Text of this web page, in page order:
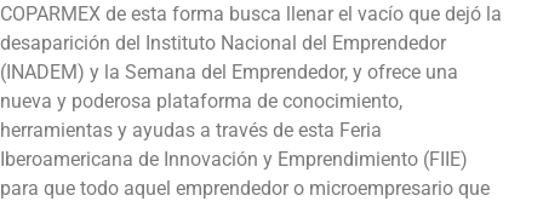
COPARMEX de esta forma busca llenar el vacío que dejó la
desaparición del Instituto Nacional del Emprendedor
(INADEM) y la Semana del Emprendedor, y ofrece una
nueva y poderosa plataforma de conocimiento,
herramientas y ayudas a través de esta Feria
Iberoamericana de Innovación y Emprendimiento (FIIE)
para que todo aquel emprendedor o microempresario que